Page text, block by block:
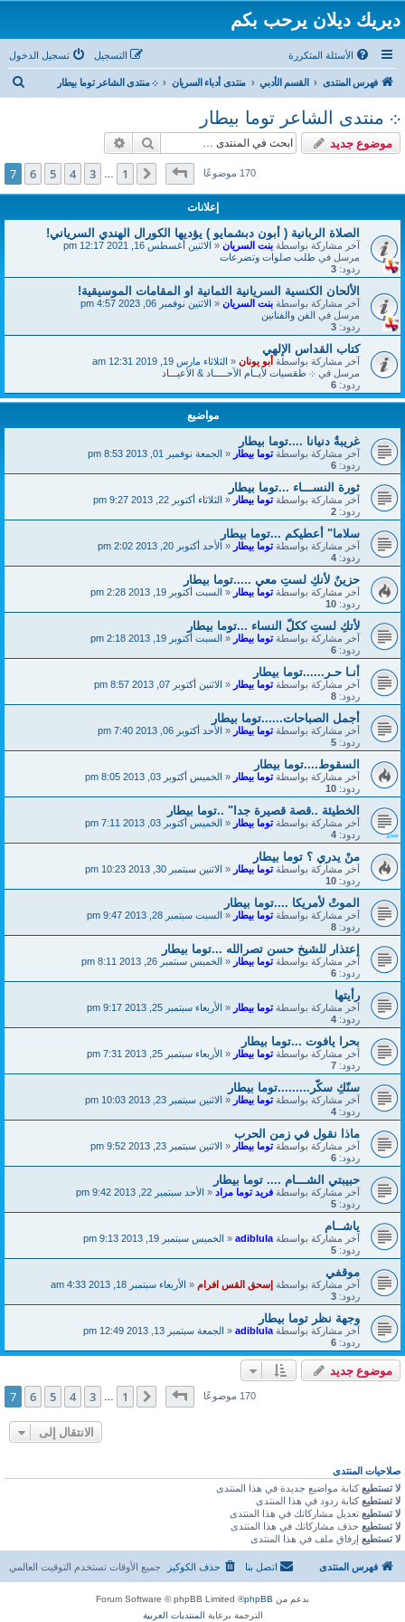
ديريك ديلان يرحب بكم
الأسئلة المتكررة تسجيل الدخول التسجيل
فهرس المنتدى القسم الأدبي منتدى أدباء السريان ܀ منتدى الشاعر توما بيطار
܀ منتدى الشاعر توما بيطار
موضوع جديد بحث
170 موضوعًا صفحة من7 السابق 1
3
4
5
6
7
إعلانات
الصلاة الربانية ( أبون دبشمايو ) يؤديها الكورال الهندي السرياني!
آخر مشاركة بواسطة بنت السريان « الاثنين أغسطس 16, 2021 12:17 pm
مرسل في طلب صلوات وتضرعات
ردود: 3
الألحان الكنسية السريانية الثمانية او المقامات الموسيقية!
آخر مشاركة بواسطة بنت السريان « الاثنين نوفمبر 06, 2023 4:57 pm
مرسل في الفن والفنانين
ردود: 3
كتاب القداس الإلهي
آخر مشاركة بواسطة أبو يونان « الثلاثاء مارس 19, 2019 12:31 am
مرسل في ܀ طقسيات لأيــام الآحـــــاد & الأعيـــاد
ردود: 6
مواضيع
غريبةٌ دنيانا ....توما بيطار
آخر مشاركة بواسطةتوما بيطار « الجمعة نوفمبر 01, 2013 8:53 pm
ردود: 6
ثورة النســـاء ...توما بيطار
آخر مشاركة بواسطةتوما بيطار « الثلاثاء أكتوبر 22, 2013 9:27 pm
ردود: 2
سلاما" أعطيكم ...توما بيطار
آخر مشاركة بواسطةتوما بيطار « الأحد أكتوبر 20, 2013 2:02 pm
ردود: 4
حزينٌ لأنكِ لستِ معي .....توما بيطار
آخر مشاركة بواسطةتوما بيطار « السبت أكتوبر 19, 2013 2:28 pm
ردود: 10
لأتكِ لستِ ككلّ النساء ...توما بيطار
آخر مشاركة بواسطةتوما بيطار « السبت أكتوبر 19, 2013 2:18 pm
ردود: 6
أنـا حـر......توما بيطار
آخر مشاركة بواسطةتوما بيطار « الاثنين أكتوبر 07, 2013 8:57 pm
ردود: 8
أجمل الصباحات......توما بيطار
آخر مشاركة بواسطةتوما بيطار « الأحد أكتوبر 06, 2013 7:40 pm
ردود: 5
السقوط....توما بيطار
آخر مشاركة بواسطةتوما بيطار « الخميس أكتوبر 03, 2013 8:05 pm
ردود: 10
الخطيئة ..قصة قصيرة جدا" ..توما بيطار
آخر مشاركة بواسطةتوما بيطار « الخميس أكتوبر 03, 2013 7:11 pm
ردود: 4
منْ يدري ؟ توما بيطار
آخر مشاركة بواسطةتوما بيطار « الاثنين سبتمبر 30, 2013 10:23 pm
ردود: 10
الموتْ لأمريكا ....توما بيطار
آخر مشاركة بواسطةتوما بيطار « السبت سبتمبر 28, 2013 9:47 pm
ردود: 8
إعتذار للشيخ حسن تصرالله ...توما بيطار
آخر مشاركة بواسطةتوما بيطار « الخميس سبتمبر 26, 2013 8:11 pm
ردود: 6
رأيتها
آخر مشاركة بواسطةتوما بيطار « الأربعاء سبتمبر 25, 2013 9:17 pm
ردود: 4
بحرا يافوت ...توما بيطار
آخر مشاركة بواسطةتوما بيطار « الأربعاء سبتمبر 25, 2013 7:31 pm
ردود: 7
سنّكِ سكّر.........توما بيطار
آخر مشاركة بواسطةتوما بيطار « الاثنين سبتمبر 23, 2013 10:03 pm
ردود: 4
ماذا نقول في زمن الحرب
آخر مشاركة بواسطةتوما بيطار « الاثنين سبتمبر 23, 2013 9:52 pm
ردود: 6
حبيبتي الشـــام .... توما بيطار
آخر مشاركة بواسطة فريد توما مراد « الأحد سبتمبر 22, 2013 9:42 pm
ردود: 5
ياشــام
آخر مشاركة بواسطة adiblula
« الخميس سبتمبر 19, 2013 9:13 pm
ردود: 5
موقفي
آخر مشاركة بواسطة إسحق القس افرام « الأربعاء سبتمبر 18, 2013 4:33 am
ردود: 3
وجهة نظر توما بيطار
آخر مشاركة بواسطة adiblula
« الجمعة سبتمبر 13, 2013 12:49 pm
ردود: 6
موضوع جديد
170 موضوعًا صفحة من7 السابق 1
3
4
5
6
7
الانتقال إلى
صلاحيات المنتدى
لا تستطيع كتابة مواضيع جديدة في هذا المنتدى
لا تستطيع كتابة ردود في هذا المنتدى
لا تستطيع تعديل مشاركاتك في هذا المنتدى
لا تستطيع حذف مشاركاتك في هذا المنتدى
لا تستطيع إرفاق ملف في هذا المنتدى
فهرس المنتدى جميع الأوقات تستخدم التوقيت العالمي حذف الكوكيز اتصل بنا
بدعم من phpBB
® Forum Software © phpBB Limited
الترجمة برعاية المنتديات العربية